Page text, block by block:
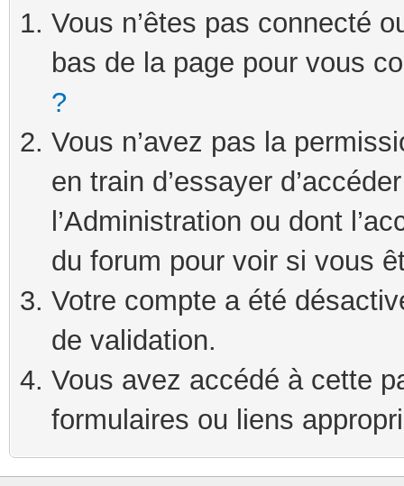
Vous n’êtes pas connecté
bas de la page pour vous
?
Vous n’avez pas la
en train d’essayer
l’Administration ou dont
du forum pour voir si vous
Votre compte a été
de validation.
Vous avez accédé à cette
formulaires ou liens